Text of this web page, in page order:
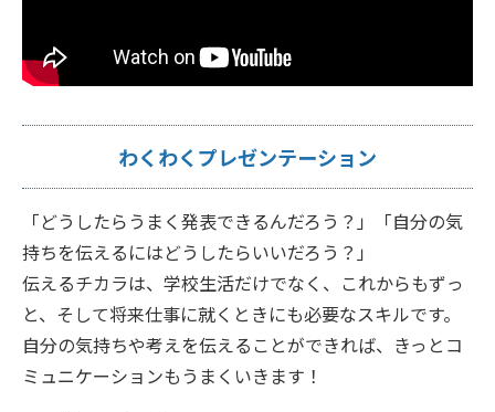
わくわくプレゼンテーション
「どうしたらうまく発表できるんだろう？」「自分の気
持ちを伝えるにはどうしたらいいだろう？」
伝えるチカラは、学校生活だけでなく、これからもずっ
と、そして将来仕事に就くときにも必要なスキルです。
自分の気持ちや考えを伝えることができれば、きっとコ
ミュニケーションもうまくいきます！